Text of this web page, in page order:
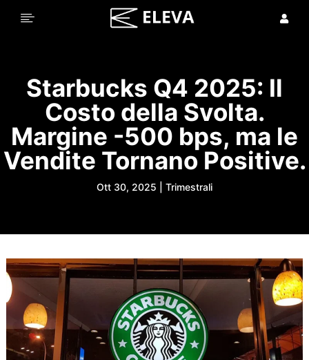
 
Starbucks Q4 2025: Il
Costo della Svolta.
Margine -500 bps, ma le
Vendite Tornano Positive.
Ott 30, 2025 Trimestrali